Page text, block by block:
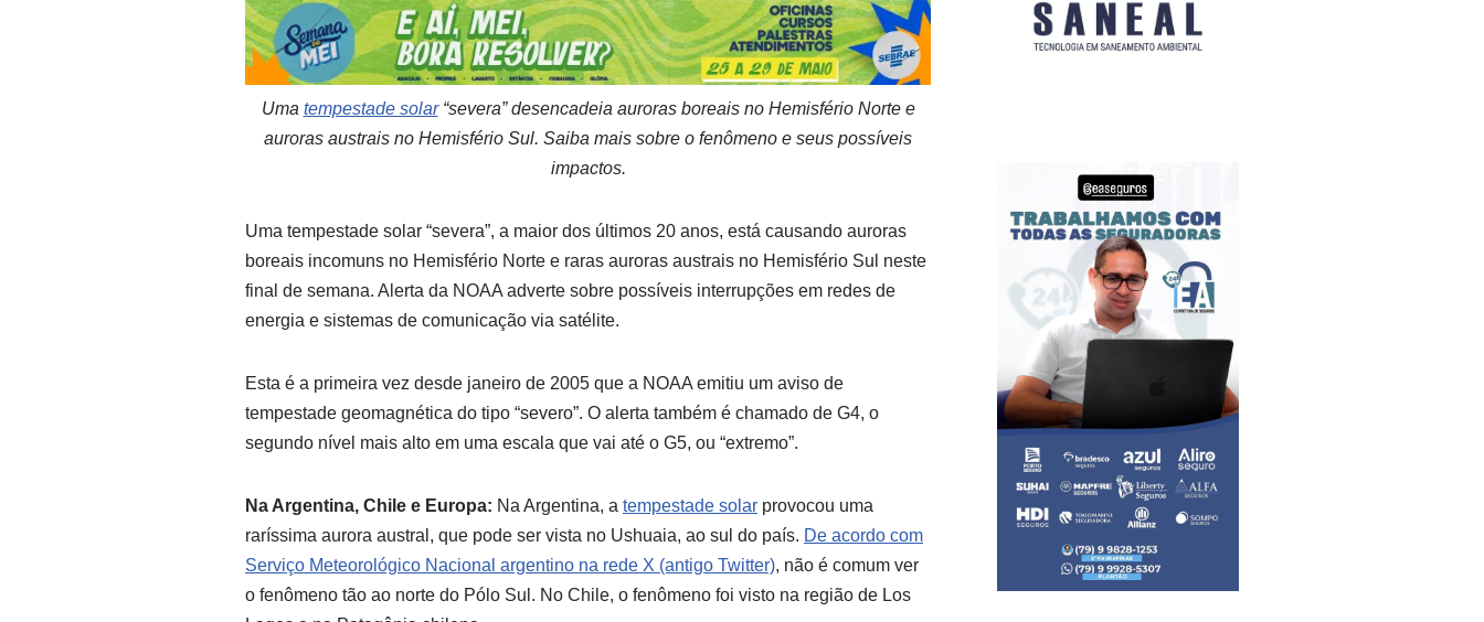
Uma tempestade solar“severa” desencadeia auroras boreais no Hemisfério Norte e
auroras austrais no Hemisfério Sul. Saiba mais sobre o fenômeno e seus possíveis
impactos.
Uma tempestade solar “severa”, a maior dos últimos 20 anos, está causando auroras
boreais incomuns no Hemisfério Norte e raras auroras austrais no Hemisfério Sul neste
final de semana. Alerta da NOAA adverte sobre possíveis interrupções em redes de
energia e sistemas de comunicação via satélite.
Esta é a primeira vez desde janeiro de 2005 que a NOAA emitiu um aviso de
tempestade geomagnética do tipo “severo”. O alerta também é chamado de G4, o
segundo nível mais alto em uma escala que vai até o G5, ou “extremo”.
Na Argentina, Chile e Europa: Na Argentina, a tempestade solar provocou uma
raríssima aurora austral, que pode ser vista no Ushuaia, ao sul do país. De acordo com
Serviço Meteorológico Nacional argentino na rede X (antigo Twitter), não é comum ver
o fenômeno tão ao norte do Pólo Sul. No Chile, o fenômeno foi visto na região de Los